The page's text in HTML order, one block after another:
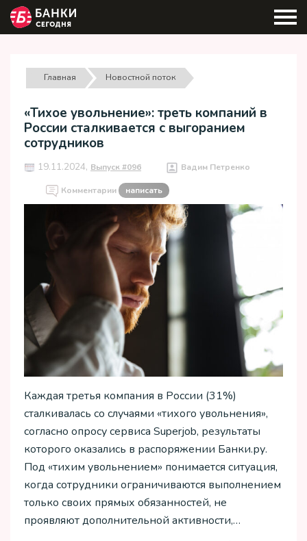
Главная Новостной поток
«Тихое увольнение»: треть компаний в
России сталкивается с выгоранием
сотрудников
19.11.2024, Выпуск #096 Вадим Петренко
Комментарии написать
Каждая третья компания в России (31%)
сталкивалась со случаями «тихого увольнения»,
согласно опросу сервиса Superjob, результаты
которого оказались в распоряжении Банки.ру.
Под «тихим увольнением» понимается ситуация,
когда сотрудники ограничиваются выполнением
только своих прямых обязанностей, не
проявляют дополнительной активности,…